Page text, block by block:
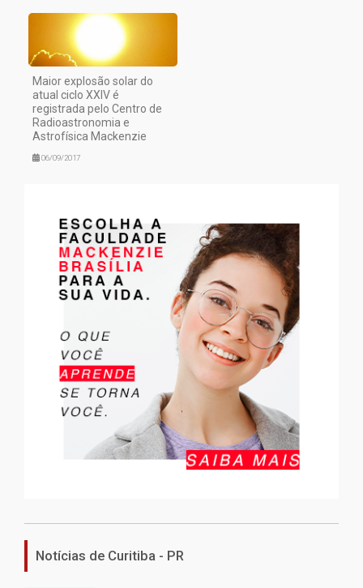
Maior explosão solar do
atual ciclo XXIV é
registrada pelo Centro de
Radioastronomia e
Astrofísica Mackenzie
06/09/2017
Notícias de Curitiba - PR